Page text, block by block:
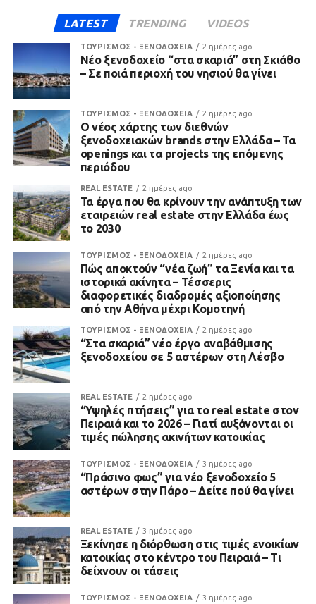
LATEST TRENDING VIDEOS
ΤΟΥΡΙΣΜΟΣ - ΞΕΝΟΔΟΧΕΙΑ 2 ημέρες ago
Νέο ξενοδοχείο “στα σκαριά” στη Σκιάθο
– Σε ποιά περιοχή του νησιού θα γίνει
ΤΟΥΡΙΣΜΟΣ - ΞΕΝΟΔΟΧΕΙΑ 2 ημέρες ago
Ο νέος χάρτης των διεθνών
ξενοδοχειακών brands στην Ελλάδα – Τα
openings και τα projects της επόμενης
περιόδου
REAL ESTATE 2 ημέρες ago
Τα έργα που θα κρίνουν την ανάπτυξη των
εταιρειών real estate στην Ελλάδα έως
το 2030
ΤΟΥΡΙΣΜΟΣ - ΞΕΝΟΔΟΧΕΙΑ 2 ημέρες ago
Πώς αποκτούν “νέα ζωή” τα Ξενία και τα
ιστορικά ακίνητα – Τέσσερις
διαφορετικές διαδρομές αξιοποίησης
από την Αθήνα μέχρι Κομοτηνή
ΤΟΥΡΙΣΜΟΣ - ΞΕΝΟΔΟΧΕΙΑ 2 ημέρες ago
“Στα σκαριά” νέο έργο αναβάθμισης
ξενοδοχείου σε 5 αστέρων στη Λέσβο
REAL ESTATE 2 ημέρες ago
“Υψηλές πτήσεις” για το real estate στον
Πειραιά και το 2026 – Γιατί αυξάνονται οι
τιμές πώλησης ακινήτων κατοικίας
ΤΟΥΡΙΣΜΟΣ - ΞΕΝΟΔΟΧΕΙΑ 3 ημέρες ago
“Πράσινο φως” για νέο ξενοδοχείο 5
αστέρων στην Πάρο – Δείτε πού θα γίνει
REAL ESTATE 3 ημέρες ago
Ξεκίνησε η διόρθωση στις τιμές ενοικίων
κατοικίας στο κέντρο του Πειραιά – Τι
δείχνουν οι τάσεις
ΤΟΥΡΙΣΜΟΣ - ΞΕΝΟΔΟΧΕΙΑ 3 ημέρες ago